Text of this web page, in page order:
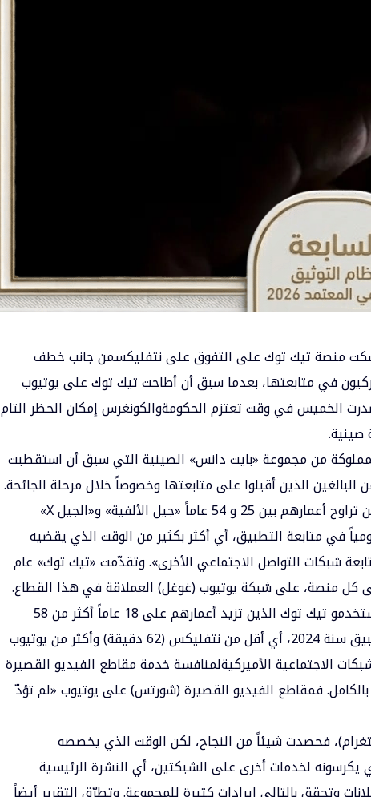
منصة تيك توك على التفوق علىنتفليكسمن جانب خطف
في متابعتها، بعدما سبق أن أطاحت تيك توك على يوتيوب
الخميس في وقت تعتزم الحكومةوالكونغرس إمكان الحظر التام
صينية.
من مجموعة «بايت دانس» الصينية التي سبق أن استقطبت
الذين أقبلوا على متابعتها وخصوصاً خلال مرحلة الجائحة.
وأوضح التقرير أنّ «مستخدمي تيك توك الذين تراوح أعمارهم بين 25 و 54 عاماً «جيل الألفية» و«الجيل X»
أكثر من 45 دقيقة يومياً في متابعة التطبيق، أي أكثر بكثير من الوقت الذي يقضيه
شبكات التواصل الاجتماعي الأخرى». وتقدّمت «تيك توك» عام
وتوقّعت «إنسايدر إنتيليجنس» أن يمضي مستخدمو تيك توك الذين تزيد أعمارهم على 18 عاماً أكثر من 58
دقيقة يومياً في المتوسط في متابعة التطبيق سنة 2024، أي أقل من نتفليكس (62 دقيقة) وأكثر من يوتيوب
الأميركيةلمنافسة خدمة مقاطع الفيديو القصيرة
فمقاطع الفيديو القصيرة (شورتس) على يوتيوب «لم تؤدّ
فحصدت شيئاً من النجاح، لكن الوقت الذي يخصصه
لخدمات أخرى على الشبكتين، أي النشرة الرئيسية